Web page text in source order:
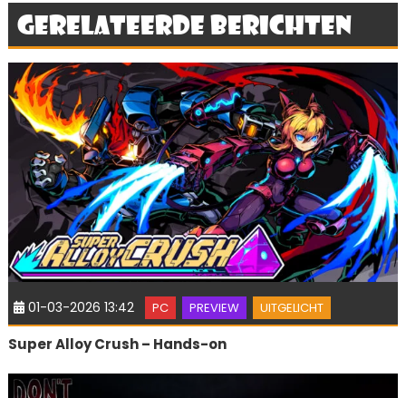
Gerelateerde berichten
01-03-2026 13:42 PC PREVIEW UITGELICHT
Super Alloy Crush – Hands-on